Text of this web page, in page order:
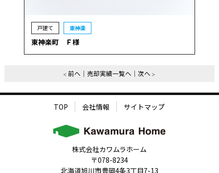
戸建て 東神楽
東神楽町 Ｆ様
前へ 売却実績一覧へ 次へ
TOP 会社情報 サイトマップ
株式会社カワムラホーム
〒078-8234
北海道旭川市豊岡4条3丁目7-13